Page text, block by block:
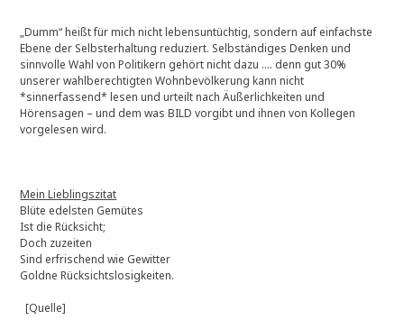
„Dumm“ heißt für mich nicht lebensuntüchtig, sondern auf einfachste
Ebene der Selbsterhaltung reduziert. Selbständiges Denken und
sinnvolle Wahl von Politikern gehört nicht dazu …. denn gut 30%
unserer wahlberechtigten Wohnbevölkerung kann nicht
*sinnerfassend* lesen und urteilt nach Äußerlichkeiten und
Hörensagen – und dem was BILD vorgibt und ihnen von Kollegen
vorgelesen wird.
Mein Lieblingszitat
Blüte edelsten Gemütes
Ist die Rücksicht;
Doch zuzeiten
Sind erfrischend wie Gewitter
Goldne Rücksichtslosigkeiten.
[Quelle]